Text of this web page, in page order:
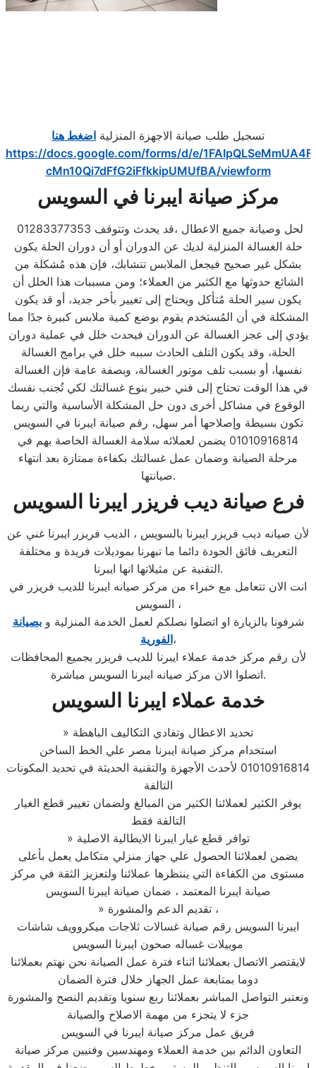
تسجيل طلب صيانة الاجهزة المنزلية اضغط هنا
https://docs.google.com/forms/d/e/
cMn10Qi7dFfG2iFfkkipUMUfBA/viewform
مركز صيانة ايبرنا في السويس
01283377353 لحل وصيانة جميع الاعطال ،قد يحدث وتتوقف
حلة الغسالة المنزلية لديك عن الدوران أو أن دوران الحلة يكون
بشكل غير صحيح فيجعل الملابس تتشابك، فإن هذه مُشكلة من
الشائع حدوثها مع الكثير من العملاء؛ ومن مسببات هذا الخلل أن
يكون سير الحلة مُتأكل ويحتاج إلى تغيير بأخر جديد، أو قد يكون
المشكلة في أن المُستخدم يقوم بوضع كمية ملابس كبيرة جدًا مما
يؤدي إلى عجز الغسالة عن الدوران فيحدث خلل في عملية دوران
الحلة، وقد يكون التلف الحادث سببه خلل في برامج الغسالة
نفسها، أو بسبب تلف موتور الغسالة، وبصفة عامة فإن الغسالة
في هذا الوقت تحتاج إلى فني خبير بنوع غسالتك لكي تُجنب نفسك
الوقوع في مشاكل أخرى دون حل المشكلة الأساسية والتي ربما
تكون بسيطة وإصلاحها أمر سهل، رقم صيانة ايبرنا في السويس
01010916814 يضمن لعملائه سلامة الغسالة الخاصة بهم في
مرحلة الصيانة وضمان عمل غسالتك بكفاءة ممتازة بعد انتهاء
صيانتها.
فرع صيانة ديب فريزر ايبرنا السويس
لأن صيانه ديب فريزر ايبرنا بالسويس ، الديب فريزر ايبرنا غني عن
التعريف فائق الجودة دائما ما تبهرنا بموديلات فريدة و مختلفة
التقنية عن مثيلاتها انها ايبرنا.
انت الان تتعامل مع خبراء من مركز صيانه ايبرنا للديب فريزر في
السويس ،
شرفونا بالزيارة او اتصلوا نصلكم لعمل الخدمة المنزلية وبصيانة
الفورية،
لأن رقم مركز خدمة عملاء ايبرنا للديب فريزر بجميع المحافظات
اتصلوا الان مركز صيانه ايبرنا السويس مباشرة.
خدمة عملاء ايبرنا السويس
» تحديد الاعطال وتفادي التكاليف الباهظة
استخدام مركز صيانة ايبرنا مصر علي الخط الساخن
01010916814 لأحدث الأجهزة والتقنية الحديثة في تحديد المكونات
التالفة
يوفر الكثير لعملائنا الكثير من المبالغ ولضمان تغيير قطع الغيار
التالفة فقط
» توافر قطع غيار ايبرنا الايطالية الاصلية
يضمن لعملائنا الحصول علي جهاز منزلي متكامل يعمل بأعلى
مستوى من الكفاءة التي ينتظرها عملائنا ولتعزيز الثقة في مركز
صيانة ايبرنا المعتمد ، ضمان صيانة ايبرنا السويس
» تقديم الدعم والمشورة ،
ايبرنا السويس رقم صيانة غسالات ثلاجات ميكروويف شاشات
موبيلات غساله صحون ايبرنا السويس
لايقتصر الاتصال بعملائنا اثناء فترة عمل الصيانة نحن نهتم بعملائنا
دوما بمتابعة عمل الجهاز خلال فترة الضمان
ونعتبر التواصل المباشر بعملائنا ربع سنويا وتقديم النصح والمشورة
جزء لا يتجزء من مهمة الاصلاح والصيانة
فريق عمل مركز صيانة ايبرنا في السويس
التعاون الدائم بين خدمة العملاء ومهندسين وفنيين مركز صيانة